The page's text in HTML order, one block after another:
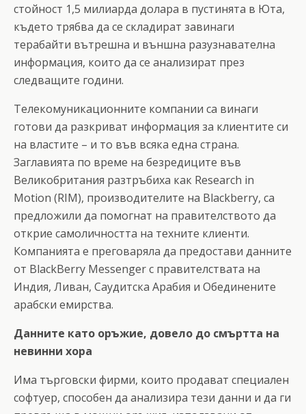
стойност 1,5 милиарда долара в пустинята в Юта,
където трябва да се складират завинаги
терабайти вътрешна и външна разузнавателна
информация, които да се анализират през
следващите години.
Телекомуникационните компании са винаги
готови да разкриват информация за клиентите си
на властите – и то във всяка една страна.
Заглавията по време на безредиците във
Великобритания разтръбиха как Research in
Motion (RIM), производителите на Blackberry, са
предложили да помогнат на правителството да
открие самоличността на техните клиенти.
Компанията е преговаряла да предостави данните
от BlackBerry Messenger с правителствата на
Индия, Ливан, Саудитска Арабия и Обединените
арабски емирства.
Данните като оръжие, довело до смъртта на
невинни хора
Има търговски фирми, които продават специален
софтуер, способен да анализира тези данни и да ги